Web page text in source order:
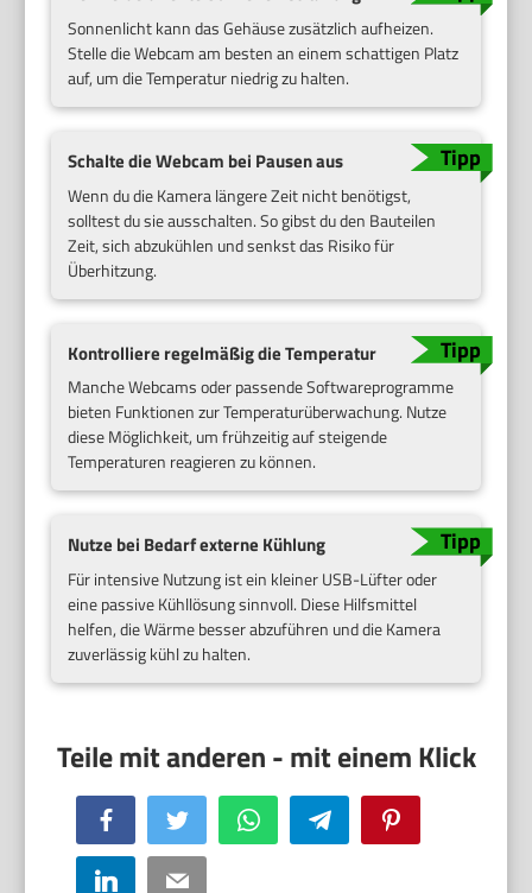
Sonnenlicht kann das Gehäuse zusätzlich aufheizen.
Stelle die Webcam am besten an einem schattigen Platz
auf, um die Temperatur niedrig zu halten.
Schalte die Webcam bei Pausen aus
Wenn du die Kamera längere Zeit nicht benötigst,
solltest du sie ausschalten. So gibst du den Bauteilen
Zeit, sich abzukühlen und senkst das Risiko für
Überhitzung.
Kontrolliere regelmäßig die Temperatur
Manche Webcams oder passende Softwareprogramme
bieten Funktionen zur Temperaturüberwachung. Nutze
diese Möglichkeit, um frühzeitig auf steigende
Temperaturen reagieren zu können.
Nutze bei Bedarf externe Kühlung
Für intensive Nutzung ist ein kleiner USB-Lüfter oder
eine passive Kühllösung sinnvoll. Diese Hilfsmittel
helfen, die Wärme besser abzuführen und die Kamera
zuverlässig kühl zu halten.
Facebook Twitter WhatsApp Telegram
LinkedIn Email